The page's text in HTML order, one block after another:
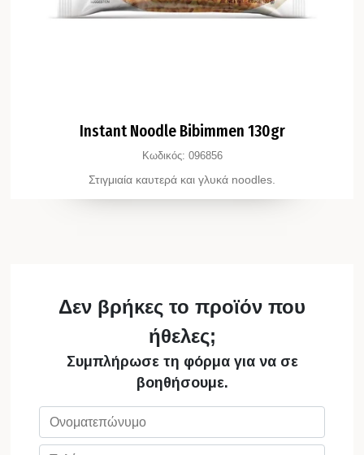
Instant Noodle Bibimmen 130gr
Κωδικός: 096856
Στιγμιαία καυτερά και γλυκά noodles.
Δεν βρήκες το προϊόν που
ήθελες;
Συμπλήρωσε τη φόρμα για να σε
βοηθήσουμε.